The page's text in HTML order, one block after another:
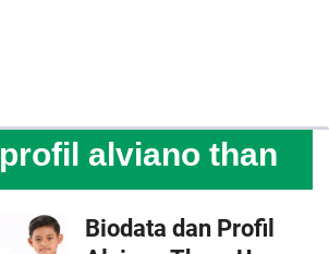
profil alviano than
Biodata dan Profil